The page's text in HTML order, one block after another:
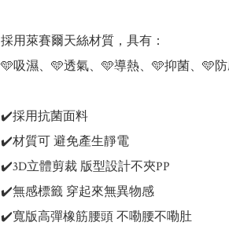
採用萊賽爾天絲材質，具有：
🩵吸濕、🩵透氣、🩵導熱、🩵抑菌、🩵
✔️採用抗菌面料
✔️材質可 避免產生靜電
✔️3D立體剪裁 版型設計不夾PP
✔️無感標籤 穿起來無異物感
✔️寬版高彈橡筋腰頭 不嘞腰不嘞肚